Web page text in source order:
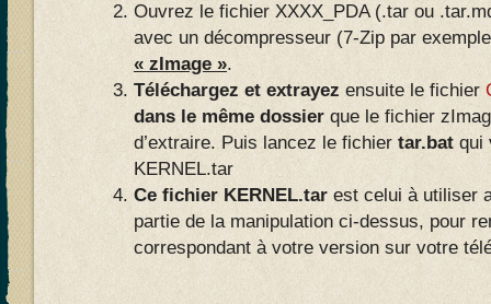
Ouvrez le fichier XXXX_PDA (.tar ou
avec un décompresseur (7-Zip par
« zImage ».
Téléchargez et extrayez ensuite le fichier
dans le même dossier que le fichier
d’extraire. Puis lancez le fichier tar.bat qui
KERNEL.tar
Ce fichier KERNEL.tar est celui à utiliser
partie de la manipulation ci-dessus, pour
correspondant à votre version sur votre